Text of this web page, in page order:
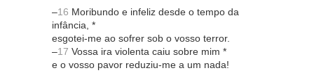
–16 Moribundo e infeliz desde o tempo da
infância, *
esgotei-me ao sofrer sob o vosso terror.
–17 Vossa ira violenta caiu sobre mim *
e o vosso pavor reduziu-me a um nada!